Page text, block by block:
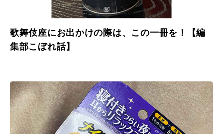
歌舞伎座にお出かけの際は、この一冊を！【編
集部こぼれ話】